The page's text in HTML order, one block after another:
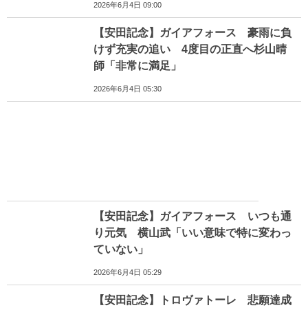
2026年6月4日 09:00
【安田記念】ガイアフォース 豪雨に負
けず充実の追い 4度目の正直へ杉山晴
師「非常に満足」
2026年6月4日 05:30
【安田記念】ガイアフォース いつも通
り元気 横山武「いい意味で特に変わっ
ていない」
2026年6月4日 05:29
【安田記念】トロヴァトーレ 悲願達成